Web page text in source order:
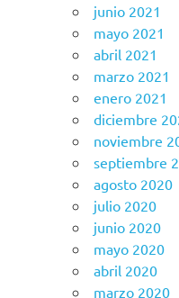
junio 2021
mayo 2021
abril 2021
marzo 2021
enero 2021
diciembre
noviembre
septiembre
agosto 2020
julio 2020
junio 2020
mayo 2020
abril 2020
marzo 2020